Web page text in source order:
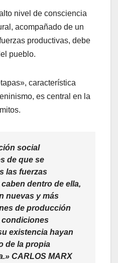
nivel de consciencia
acompañado de un
productivas, debe
pueblo.
característica
es central en la
social
de que se
las fuerzas
dentro de ella,
nuevas y más
de producción
condiciones
existencia hayan
de la propia
CARLOS MARX